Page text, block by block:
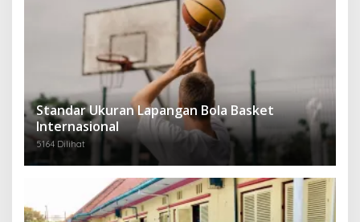
Standar Ukuran Lapangan Bola Basket
Internasional
5164 Dilihat